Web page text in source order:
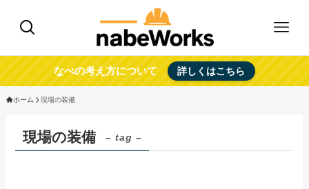
なべの考え方について 詳しくはこちら
ホーム 現場の装備
現場の装備 – tag –